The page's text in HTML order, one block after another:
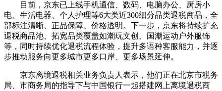
目前，京东已上线手机通信、数码、电脑办公、厨房小
电、生活电器、个人护理等6大类近300细分品类退税商品，全
部标注清晰、正品保障、价格透明。下一步，京东将持续扩充
退税商品池、拓宽品类覆盖如潮玩文创、国潮运动户外服饰
等，同时持续优化退税流程体验，提升多语种客服能力，并逐
步推动服务向更多城市更多口岸、更多场景延伸。
京东离境退税相关业务负责人表示，他们正在北京市税务
局、市商务局的指导下与中国银行一起搭建网上离境退税商